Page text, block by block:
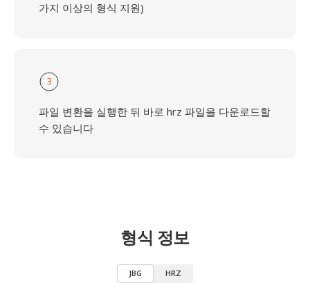
가지 이상의 형식 지원)
3
파일 변환을 실행한 뒤 바로 hrz 파일을 다운로드할
수 있습니다
형식 정보
JBG HRZ